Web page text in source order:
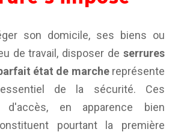
son domicile, ses biens ou
de travail, disposer de serrures
état de marchereprésente
de la sécurité. Ces
d'accès, en apparence bien
pourtant la première